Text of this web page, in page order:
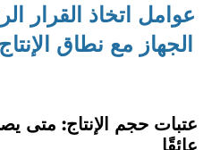
عوامل اتخاذ القرار
الجهاز مع نطاق
عتبات حجم الإنتاج: متى
عائقًا